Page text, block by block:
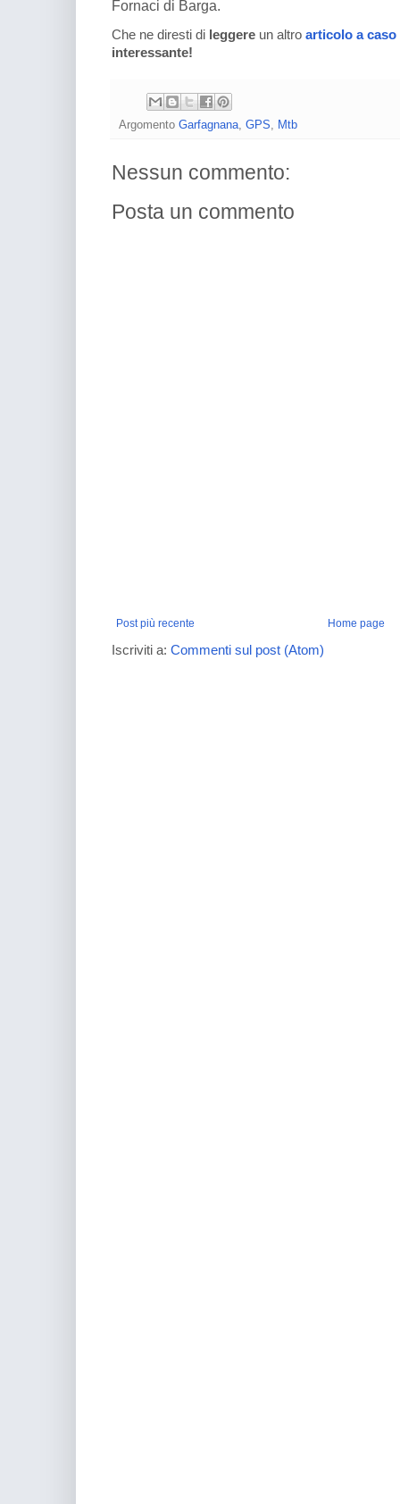
Fornaci di Barga.
Che ne diresti di leggere un altro articolo a caso
interessante!
Argomento Garfagnana, GPS, Mtb
Nessun commento:
Posta un commento
Post più recente Home page
Iscriviti a: Commenti sul post (Atom)